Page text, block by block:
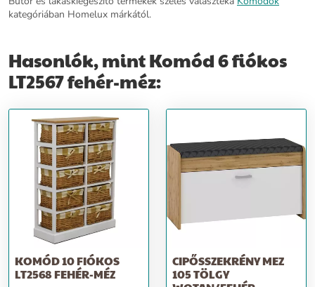
kategóriában Homelux márkától.
Hasonlók, mint Komód 6 fiókos
LT2567 fehér-méz:
KOMÓD 10 FIÓKOS
LT2568 FEHÉR-MÉZ
CIPŐSSZEKRÉNY MEZ
105 TÖLGY